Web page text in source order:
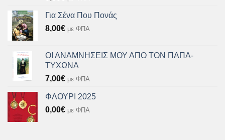
Για Σένα Που Πονάς
8,00€ με ΦΠΑ
ΟΙ ΑΝΑΜΝΗΣΕΙΣ ΜΟΥ ΑΠΟ ΤΟΝ ΠΑΠΑ-
ΤΥΧΩΝΑ
7,00€ με ΦΠΑ
ΦΛΟΥΡΙ 2025
0,00€ με ΦΠΑ